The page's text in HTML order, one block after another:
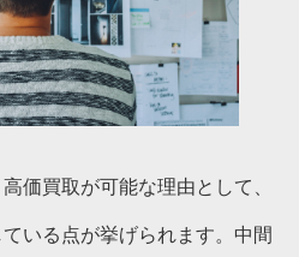
価買取が可能な理由として、
いる点が挙げられます。中間